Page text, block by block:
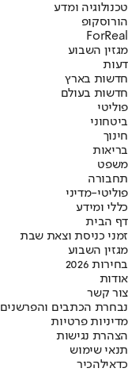
טכנולוגיה ומדע
הורוסקופ
ForReal
מגזין השבוע
דעות
חדשות בארץ
חדשות בעולם
פוליטי
ביטחוני
חינוך
בריאות
משפט
תחבורה
פוליטי-מדיני
כללי ומידע
דף הבית
זמני כניסת וצאת שבת
מגזין השבוע
בחירות 2026
אודות
צור קשר
נבחרת הכתבים והפרשנים
מדיניות פרטיות
הצהרת נגישות
תנאי שימוש
כדאילהכיר